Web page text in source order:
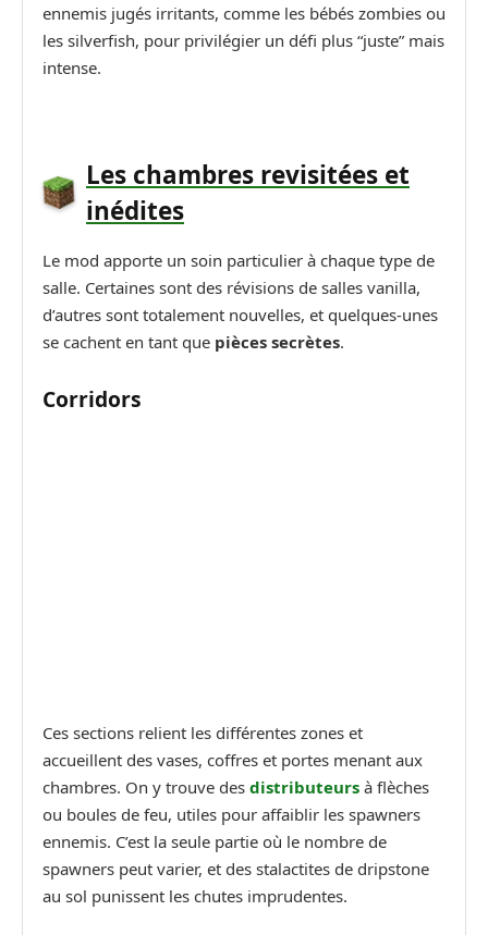
ennemis jugés irritants, comme les bébés zombies ou
les silverfish, pour privilégier un défi plus “juste” mais
intense.
Les chambres revisitées et
inédites
Le mod apporte un soin particulier à chaque type de
salle. Certaines sont des révisions de salles vanilla,
d’autres sont totalement nouvelles, et quelques-unes
se cachent en tant que pièces secrètes.
Corridors
Ces sections relient les différentes zones et
accueillent des vases, coffres et portes menant aux
chambres. On y trouve des distributeurs à flèches
ou boules de feu, utiles pour affaiblir les spawners
ennemis. C’est la seule partie où le nombre de
spawners peut varier, et des stalactites de dripstone
au sol punissent les chutes imprudentes.